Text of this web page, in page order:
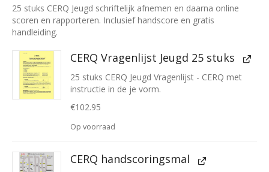
was:
€161.90.
is:
€156.01.
25 stuks CERQ Jeugd schriftelijk afnemen en daarna online
scoren en rapporteren. Inclusief handscore en gratis
handleiding.
CERQ Vragenlijst Jeugd 25 stuks
25 stuks CERQ Jeugd Vragenlijst - CERQ met
instructie in de je vorm.
€102.95
Op voorraad
CERQ handscoringsmal